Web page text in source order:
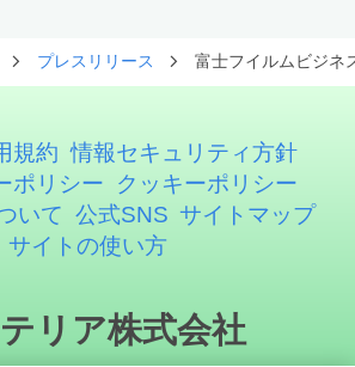
プレスリリース 富士フイルムビジネ
規約 情報セキュリティ方針
ポリシー
クッキーポリシー
いて 公式SNS サイトマップ
サイトの使い方
リア株式会社